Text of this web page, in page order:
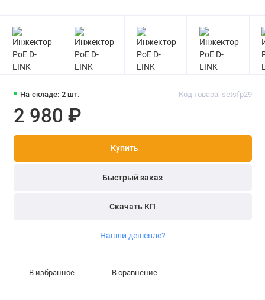
На складе: 2 шт. Код товара: setsfp29
2 980 ₽
Купить
Быстрый заказ
Скачать КП
Нашли дешевле?
В избранное В сравнение